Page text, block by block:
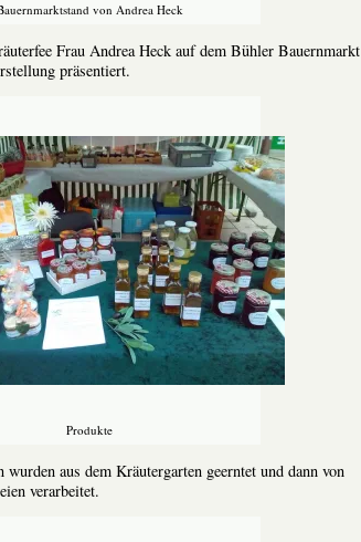
von Andrea Heck
Frau Andrea Heck auf dem Bühler Bauernmarkt
präsentiert.
Produkte
aus dem Kräutergarten geerntet und dann von
verarbeitet.